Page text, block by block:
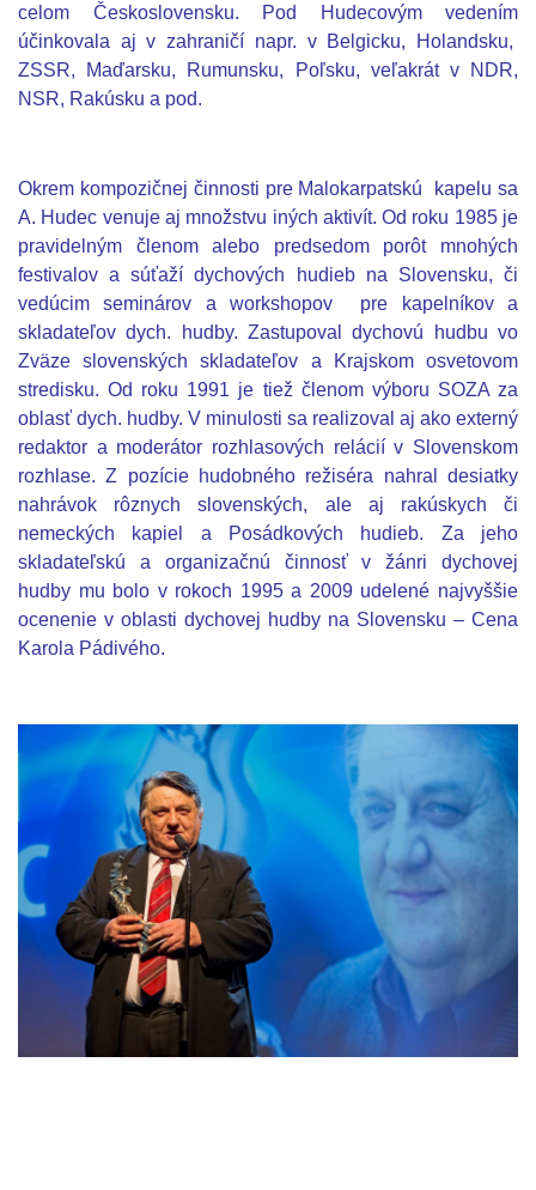
celom Československu. Pod Hudecovým vedením
účinkovala aj v zahraničí napr. v Belgicku, Holandsku,
ZSSR, Maďarsku, Rumunsku, Poľsku, veľakrát v NDR,
NSR, Rakúsku a pod.
Okrem kompozičnej činnosti pre Malokarpatskú
kapelu sa
A. Hudec venuje aj množstvu iných aktivít. Od roku 1985 je
pravidelným členom alebo predsedom porôt mnohých
festivalov a súťaží dychových hudieb na Slovensku, či
vedúcim seminárov a workshopov
pre kapelníkov a
skladateľov dych. hudby. Zastupoval dychovú hudbu vo
Zväze slovenských skladateľov a Krajskom osvetovom
stredisku. Od roku 1991 je tiež členom výboru SOZA za
oblasť dych. hudby. V minulosti sa realizoval aj ako externý
redaktor a moderátor rozhlasových relácií v Slovenskom
rozhlase. Z pozície hudobného režiséra nahral desiatky
nahrávok rôznych slovenských, ale aj rakúskych či
nemeckých kapiel a Posádkových hudieb. Za jeho
skladateľskú a organizačnú činnosť v žánri dychovej
hudby mu bolo v rokoch 1995 a 2009 udelené najvyššie
ocenenie v oblasti dychovej hudby na Slovensku – Cena
Karola Pádivého.